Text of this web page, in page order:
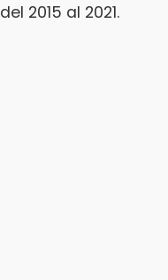
del 2015 al 2021.